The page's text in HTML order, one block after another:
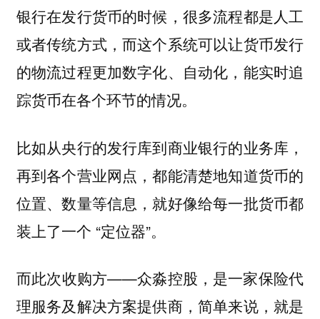
银行在发行货币的时候，很多流程都是人工
或者传统方式，而这个系统可以让货币发行
的物流过程更加数字化、自动化，能实时追
踪货币在各个环节的情况。
比如从央行的发行库到商业银行的业务库，
再到各个营业网点，都能清楚地知道货币的
位置、数量等信息，就好像给每一批货币都
装上了一个 “定位器”。
而此次收购方——众淼控股，是一家保险代
理服务及解决方案提供商，简单来说，就是